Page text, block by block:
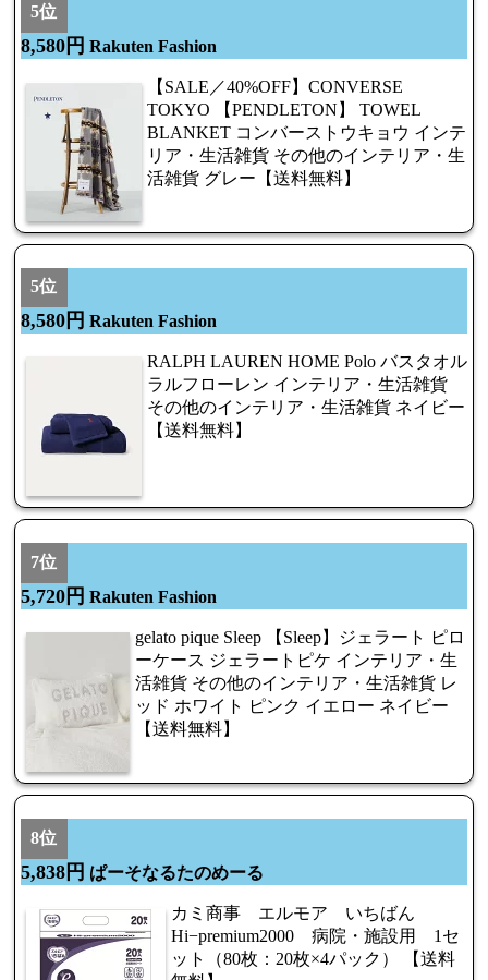
5位
8,580円 Rakuten Fashion
【SALE／40%OFF】CONVERSE
TOKYO 【PENDLETON】 TOWEL
BLANKET コンバーストウキョウ インテ
リア・生活雑貨 その他のインテリア・生
活雑貨 グレー【送料無料】
5位
8,580円 Rakuten Fashion
RALPH LAUREN HOME Polo バスタオル
ラルフローレン インテリア・生活雑貨
その他のインテリア・生活雑貨 ネイビー
【送料無料】
7位
5,720円 Rakuten Fashion
gelato pique Sleep 【Sleep】ジェラート ピロ
ーケース ジェラートピケ インテリア・生
活雑貨 その他のインテリア・生活雑貨 レ
ッド ホワイト ピンク イエロー ネイビー
【送料無料】
8位
5,838円 ぱーそなるたのめーる
カミ商事 エルモア いちばん
Hi−premium2000 病院・施設用 1セ
ット（80枚：20枚×4パック） 【送料